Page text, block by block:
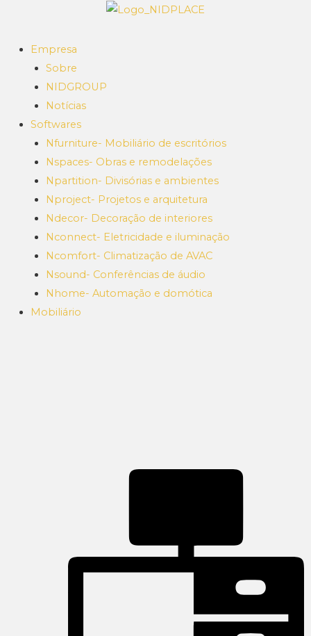
Empresa
Sobre
NIDGROUP
Notícias
Softwares
Nfurniture- Mobiliário de escritórios
Nspaces- Obras e remodelações
Npartition- Divisórias e ambientes
Nproject- Projetos e arquitetura
Ndecor- Decoração de interiores
Nconnect- Eletricidade e iluminação
Ncomfort- Climatização de AVAC
Nsound- Conferências de áudio
Nhome- Automação e domótica
Mobiliário